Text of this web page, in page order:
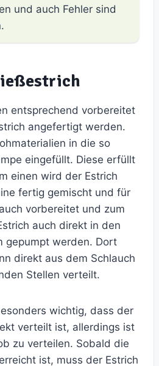
und auch Fehler sind
entsprechend vorbereitet
angefertigt werden.
in die so
eingefüllt. Diese erfüllt
einen wird der Estrich
fertig gemischt und für
vorbereitet und zum
auch direkt in den
gepumpt werden. Dort
direkt aus dem Schlauch
Stellen verteilt.
wichtig, dass der
verteilt ist, allerdings ist
zu verteilen. Sobald die
ist, muss der Estrich